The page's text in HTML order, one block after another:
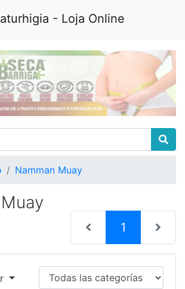
- Loja Online
Namman Muay
1 (current)